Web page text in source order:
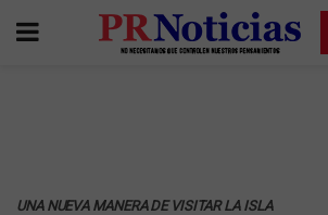
UNA NUEVA MANERA DE VISITAR LA ISLA